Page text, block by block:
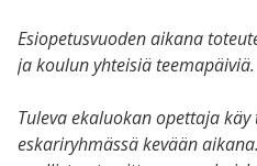
Esiopetusvuoden aikana
ja koulun yhteisiä teemapäiviä.
Tuleva ekaluokan opettaja
eskariryhmässä kevään